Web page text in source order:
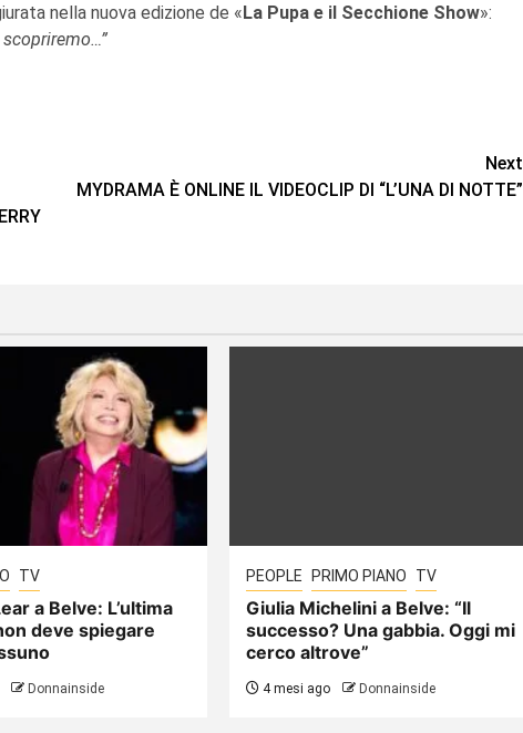
nella nuova edizione de «La Pupa e il Secchione Show»:
Next
MYDRAMA È ONLINE IL VIDEOCLIP DI “L’UNA DI NOTTE”
TV
a Belve: L’ultima
deve spiegare
Donnainside
PEOPLE PRIMO PIANO TV
Giulia Michelini a Belve: “Il
successo? Una gabbia. Oggi mi
cerco altrove”
4 mesi ago Donnainside